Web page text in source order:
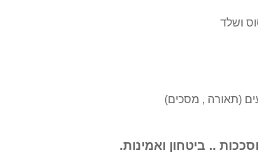
ושלד
(תאורה , מסכים)
.. ביטחון ואמינות.